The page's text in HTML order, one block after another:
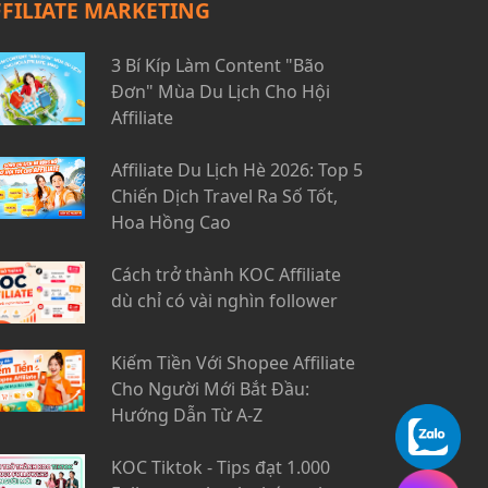
MARKETING
3 Bí Kíp Làm Content "Bão
Đơn" Mùa Du Lịch Cho Hội
Affiliate
Affiliate Du Lịch Hè 2026: Top 5
Chiến Dịch Travel Ra Số Tốt,
Hoa Hồng Cao
Cách trở thành KOC Affiliate
dù chỉ có vài nghìn follower
Kiếm Tiền Với Shopee Affiliate
Cho Người Mới Bắt Đầu:
Hướng Dẫn Từ A-Z
KOC Tiktok - Tips đạt 1.000